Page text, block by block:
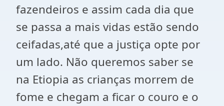
fazendeiros e assim cada dia que
se passa a mais vidas estão sendo
ceifadas,até que a justiça opte por
um lado. Não queremos saber se
na Etiopia as crianças morrem de
fome e chegam a ficar o couro e o